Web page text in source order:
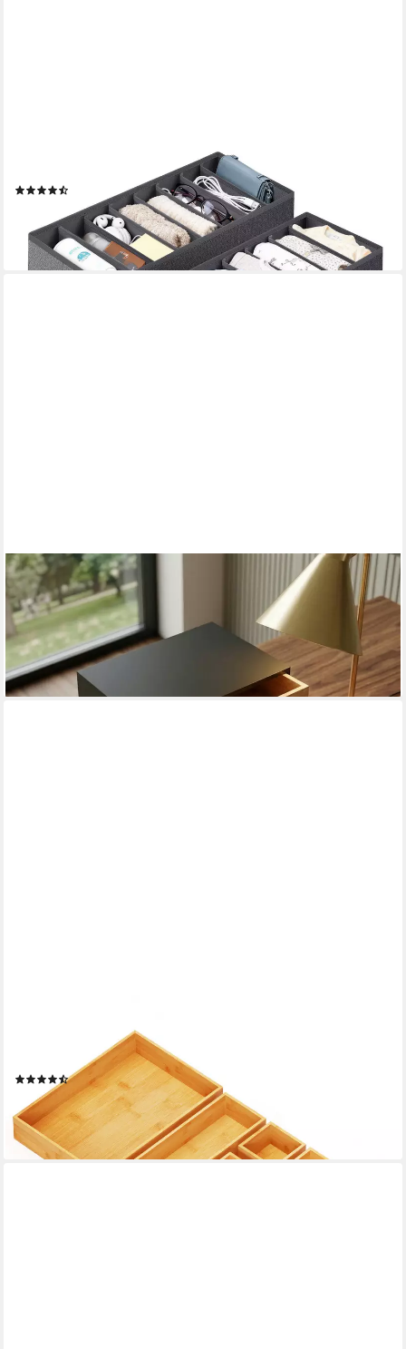
faltbarer Schubladen, 2 St, 19 × 40 × 11 cm, Organizer für
Schrank und Kleiderschrank
UVP 55,99 €
-82%
lieferbar - in 3-4 Werktagen bei dir
EDAXO
Aufbewahrungsbox Bambus-Schreibtischorganizer mit
Schubladen HEGO, 25 cm
36,99 €
UVP 42,99 €
-14%
lieferbar - in 3-4 Werktagen bei dir
Aufbewahrungsboxen-Set (für Küche, Badezimmer, Schreibtisch
und Make-up-Organisation, 7 St)
(4)
ab 11,99 € UVP39,99 €
-70%
lieferbar - in 4-5 Werktagen bei dir